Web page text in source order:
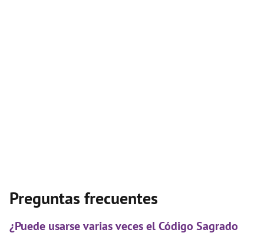
Preguntas frecuentes
¿Puede usarse varias veces el Código Sagrado